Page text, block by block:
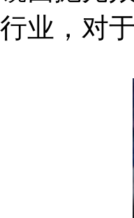
行业，对